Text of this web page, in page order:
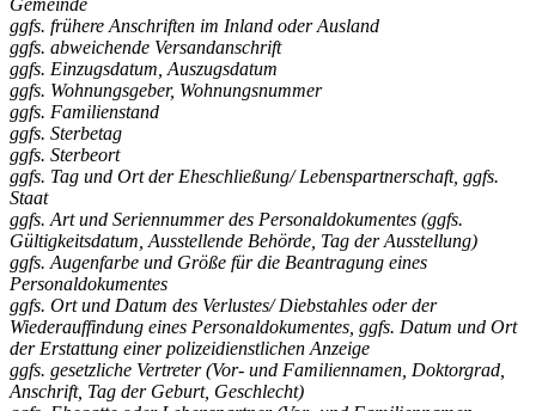
ggfs. frühere Anschriften im Inland oder Ausland
ggfs. abweichende Versandanschrift
ggfs. Einzugsdatum, Auszugsdatum
ggfs. Wohnungsgeber, Wohnungsnummer
ggfs. Familienstand
ggfs. Sterbetag
ggfs. Sterbeort
ggfs. Tag und Ort der Eheschließung/ Lebenspartnerschaft, ggfs.
Staat
ggfs. Art und Seriennummer des Personaldokumentes (ggfs.
Gültigkeitsdatum, Ausstellende Behörde, Tag der Ausstellung)
ggfs. Augenfarbe und Größe für die Beantragung eines
Personaldokumentes
ggfs. Ort und Datum des Verlustes/ Diebstahles oder der
Wiederauffindung eines Personaldokumentes, ggfs. Datum und Ort
der Erstattung einer polizeidienstlichen Anzeige
ggfs. gesetzliche Vertreter (Vor- und Familiennamen, Doktorgrad,
Anschrift, Tag der Geburt, Geschlecht)